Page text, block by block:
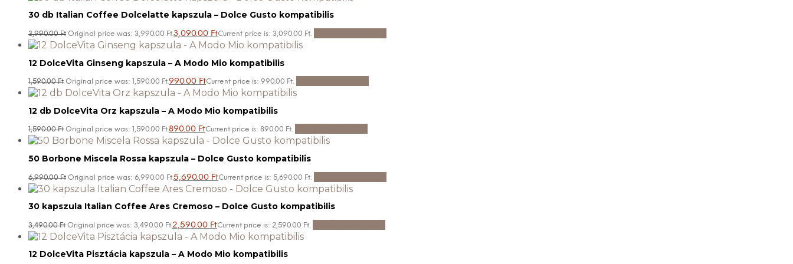
30 db Italian Coffee Dolcelatte kapszula – Dolce Gusto kompatibilis
3,990.00Ft Original price was: 3,990.00 Ft.3,090.00 FtCurrent price is: 3,090.00 Ft.
12 DolceVita Ginseng kapszula – A Modo Mio kompatibilis
1,590.00Ft Original price was: 1,590.00 Ft.990.00 FtCurrent price is: 990.00 Ft.
12 db DolceVita Orz kapszula – A Modo Mio kompatibilis
1,590.00Ft Original price was: 1,590.00 Ft.890.00 FtCurrent price is: 890.00 Ft.
50 Borbone Miscela Rossa kapszula – Dolce Gusto kompatibilis
6,990.00Ft Original price was: 6,990.00 Ft.5,690.00 FtCurrent price is: 5,690.00 Ft.
30 kapszula Italian Coffee Ares Cremoso – Dolce Gusto kompatibilis
3,490.00Ft Original price was: 3,490.00 Ft.2,590.00 FtCurrent price is: 2,590.00 Ft.
12 DolceVita Pisztácia kapszula – A Modo Mio kompatibilis